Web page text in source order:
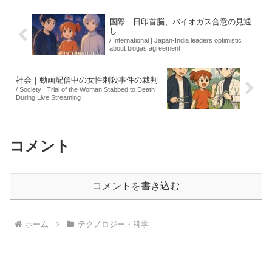
国際｜日印首脳、バイオガス合意の見通
し
/ International | Japan-India leaders optimistic
about biogas agreement
社会｜動画配信中の女性刺殺事件の裁判
/ Society | Trial of the Woman Stabbed to Death
During Live Streaming
コメント
コメントを書き込む
ホーム テクノロジー・科学